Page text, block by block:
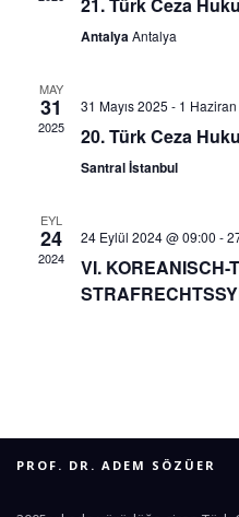
AntalyaAntalya
MAY
31
2025
31 Mayıs 2025 - 1
20. Türk Ceza
Santral İstanbul
EYL
24
2024
24 Eylül 2024 @ 09:00 -
VI. KOREANISCH-
PROF. DR. ADEM SÖZÜER